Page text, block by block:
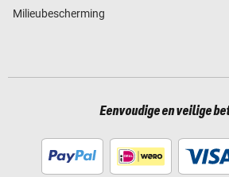
Milieubescherming
Eenvoudige en veilige